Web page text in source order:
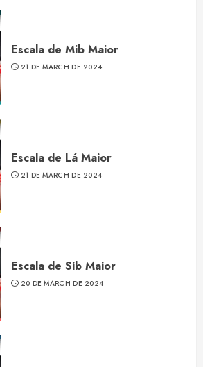
Escala de Mib Maior
21 DE MARCH DE 2024
Escala de Lá Maior
21 DE MARCH DE 2024
Escala de Sib Maior
20 DE MARCH DE 2024